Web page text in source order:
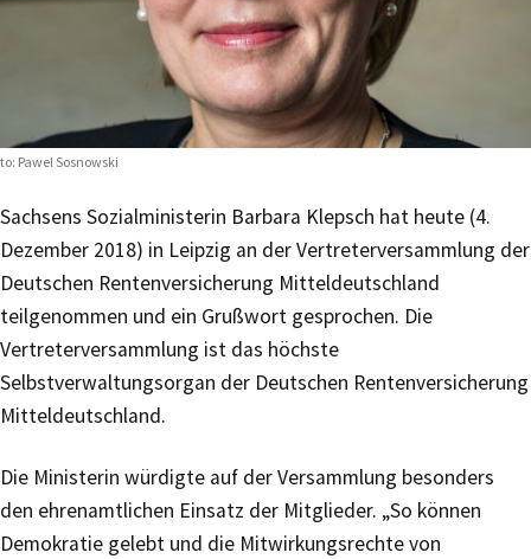
Pawel Sosnowski
Sachsens Sozialministerin Barbara Klepsch hat heute (4.
Dezember 2018) in Leipzig an der Vertreterversammlung der
Deutschen Rentenversicherung Mitteldeutschland
teilgenommen und ein Grußwort gesprochen. Die
Vertreterversammlung ist das höchste
Selbstverwaltungsorgan der Deutschen Rentenversicherung
Mitteldeutschland.
Die Ministerin würdigte auf der Versammlung besonders
den ehrenamtlichen Einsatz der Mitglieder. „So können
Demokratie gelebt und die Mitwirkungsrechte von